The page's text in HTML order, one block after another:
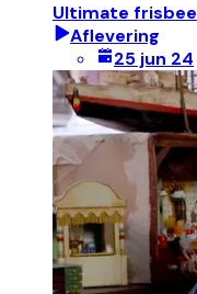
Ultimate frisbee
Aflevering
25 jun 24